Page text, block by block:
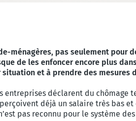
ménagères, pas seulement pour
de les enfoncer encore plus
et à prendre des mesures
déclarent du chômage
déjà un salaire très bas et
pas reconnu pour le système